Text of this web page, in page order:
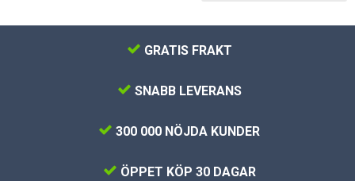
GRATIS FRAKT
SNABB LEVERANS
300 000 NÖJDA KUNDER
ÖPPET KÖP 30 DAGAR